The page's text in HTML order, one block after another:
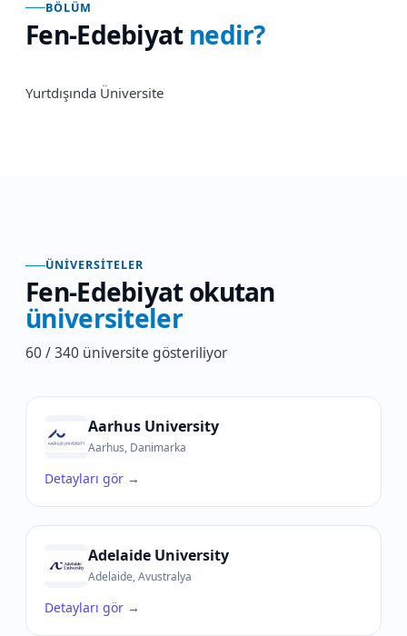
BÖLÜM
Fen-Edebiyat nedir?
Yurtdışında Üniversite
ÜNIVERSITELER
Fen-Edebiyatokutan
üniversiteler
60 / 340 üniversite gösteriliyor
Aarhus University
Aarhus, Danimarka
Detayları gör →
Adelaide University
Adelaide, Avustralya
Detayları gör →